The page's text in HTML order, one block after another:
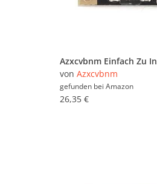
von Azxcvbnm
gefunden bei Amazon
26,35 €